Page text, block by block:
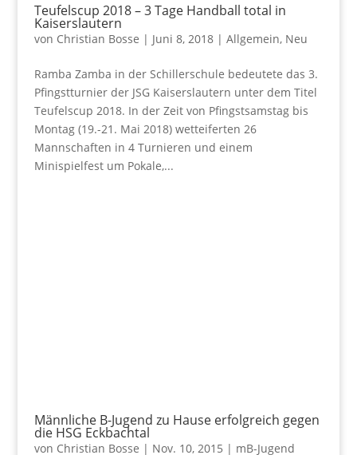
Teufelscup 2018 – 3 Tage Handball total in
Kaiserslautern
von Christian Bosse | Juni 8, 2018| Allgemein, Neu
Ramba Zamba in der Schillerschule bedeutete das 3.
Pfingstturnier der JSG Kaiserslautern unter dem Titel
Teufelscup 2018. In der Zeit von Pfingstsamstag bis
Montag (19.-21. Mai 2018) wetteiferten 26
Mannschaften in 4 Turnieren und einem
Minispielfest um Pokale,...
Männliche B-Jugend zu Hause erfolgreich gegen
die HSG Eckbachtal
von Christian Bosse | Nov. 10, 2015 | mB-Jugend